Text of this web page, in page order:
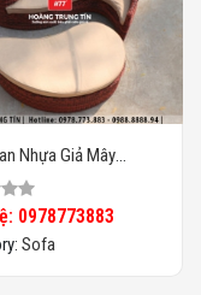
Nhựa Giả Mây
0978773883
Sofa